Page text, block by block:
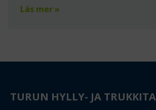
Läs mer »
TURUN HYLLY- JA